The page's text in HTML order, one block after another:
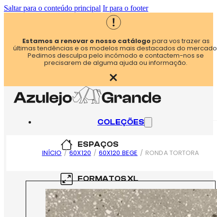
Saltar para o conteúdo principal Ir para o footer
Estamos a renovar o nosso catálogopara vos trazer as
últimas tendências e os modelos mais destacados do
Pedimos desculpa pelo incómodo e contactem-nos se
precisarem de alguma ajuda ou informação.
COLEÇÕES
ESPAÇOS
CASA DE BANHO
FORMATOS XL
60×60
FORMATOS XXL
INÍCIO / 60X120 / 60X120 BEGE / RONDA TORTORA